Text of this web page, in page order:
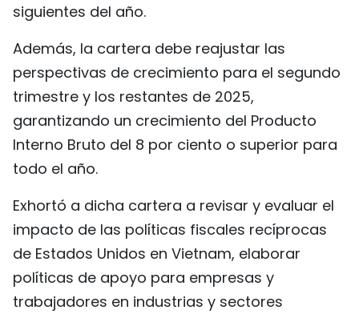
siguientes del año.
Además, la cartera debe reajustar las
perspectivas de crecimiento para el segundo
trimestre y los restantes de 2025,
garantizando un crecimiento del Producto
Interno Bruto del 8 por ciento o superior para
todo el año.
Exhortó a dicha cartera a revisar y evaluar el
impacto de las políticas fiscales recíprocas
de Estados Unidos en Vietnam, elaborar
políticas de apoyo para empresas y
trabajadores en industrias y sectores